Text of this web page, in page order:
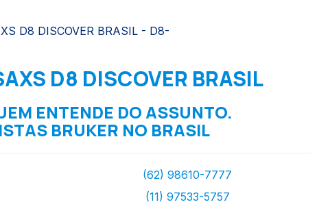
D8 DISCOVER BRASIL
ENTENDE DO ASSUNTO.
BRUKER NO BRASIL
(62) 98610-7777
(11) 97533-5757